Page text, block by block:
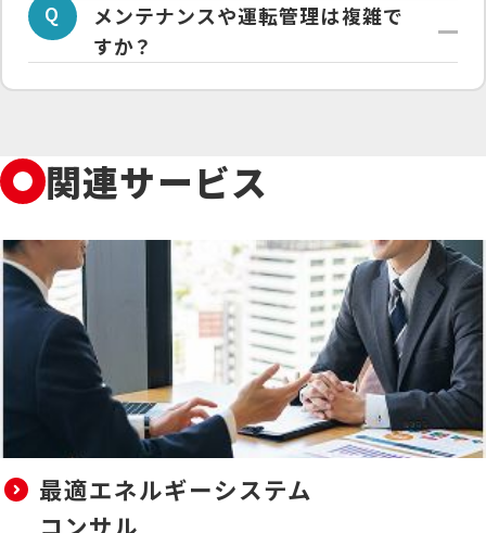
冷却と加熱が同時に必要な箇所に最適
です。食品工場、化学プラント、ビル空
調など業種を
メンテナンスや運転管理は複雑で
すか？
通常のヒートポンプと同程度で、専門
関連サービス
最適エネルギーシステム
コンサル